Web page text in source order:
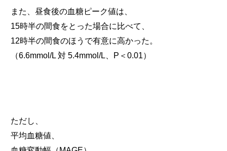
また、昼食後の血糖ピーク値は、
15時半の間食をとった場合に比べて、
12時半の間食のほうで有意に高かった。
（6.6mmol/L 対 5.4mmol/L、P＜0.01）
ただし、
平均血糖値、